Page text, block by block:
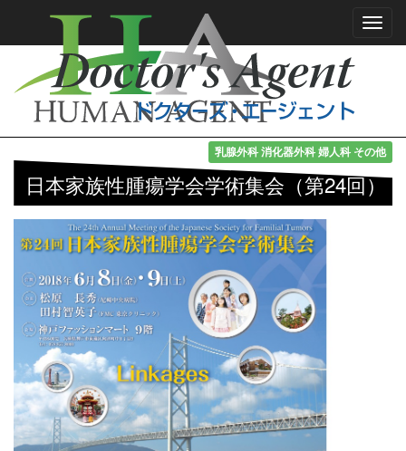
乳腺外科 消化器外科 婦人科 その他
日本家族性腫瘍学会学術集会（第24回）